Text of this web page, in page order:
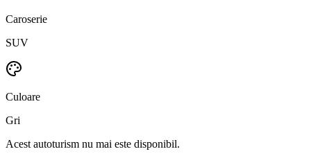
Caroserie
SUV
Culoare
Gri
Acest autoturism nu mai este disponibil.